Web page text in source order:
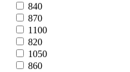
840
870
1100
820
1050
860